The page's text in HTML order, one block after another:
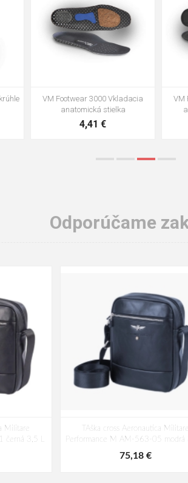
VM Footwear 3002 Vkladacia
anatomická stielka ESD
3,57 €
VM
Odporúčame
Militare
černá 3,5 L
TAška cross Aeronautica Militare
Performance M AM-563-05 modrá
75,18 €